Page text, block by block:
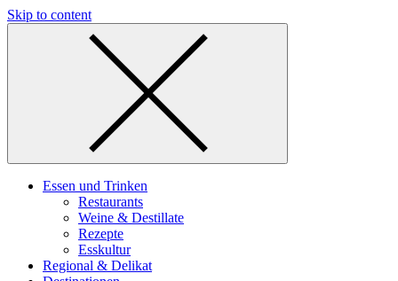
Skip to content
Essen und Trinken
Restaurants
Weine & Destillate
Rezepte
Esskultur
Regional & Delikat